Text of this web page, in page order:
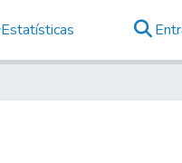
Estatísticas